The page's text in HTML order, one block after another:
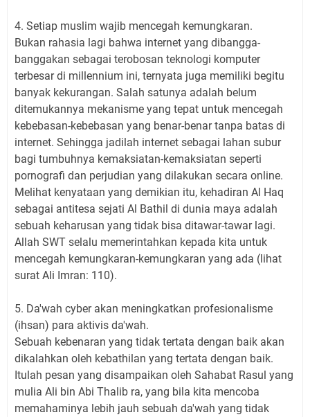
4. Setiap muslim wajib mencegah kemungkaran.
Bukan rahasia lagi bahwa internet yang dibangga-
banggakan sebagai terobosan teknologi komputer
terbesar di millennium ini, ternyata juga memiliki begitu
banyak kekurangan. Salah satunya adalah belum
ditemukannya mekanisme yang tepat untuk mencegah
kebebasan-kebebasan yang benar-benar tanpa batas di
internet. Sehingga jadilah internet sebagai lahan subur
bagi tumbuhnya kemaksiatan-kemaksiatan seperti
pornografi dan perjudian yang dilakukan secara online.
Melihat kenyataan yang demikian itu, kehadiran Al Haq
sebagai antitesa sejati Al Bathil di dunia maya adalah
sebuah keharusan yang tidak bisa ditawar-tawar lagi.
Allah SWT selalu memerintahkan kepada kita untuk
mencegah kemungkaran-kemungkaran yang ada (lihat
surat Ali Imran: 110).
5. Da'wah cyber akan meningkatkan profesionalisme
(ihsan) para aktivis da'wah.
Sebuah kebenaran yang tidak tertata dengan baik akan
dikalahkan oleh kebathilan yang tertata dengan baik.
Itulah pesan yang disampaikan oleh Sahabat Rasul yang
mulia Ali bin Abi Thalib ra, yang bila kita mencoba
memahaminya lebih jauh sebuah da'wah yang tidak